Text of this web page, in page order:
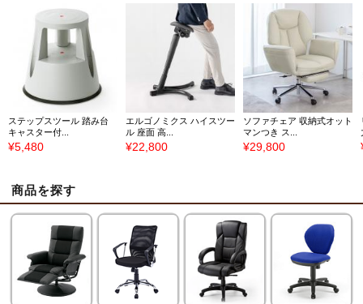
ステップスツール 踏み台
キャスター付...
¥5,480
エルゴノミクス ハイスツー
ル 座面 高...
¥22,800
ソファチェア 収納式オット
マンつき ス...
¥29,800
商品を探す